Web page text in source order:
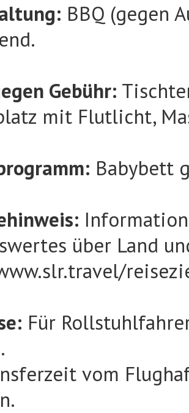
BBQ (gegen
Gebühr:
mit Flutlicht,
Babybett
über Land
Für
vom